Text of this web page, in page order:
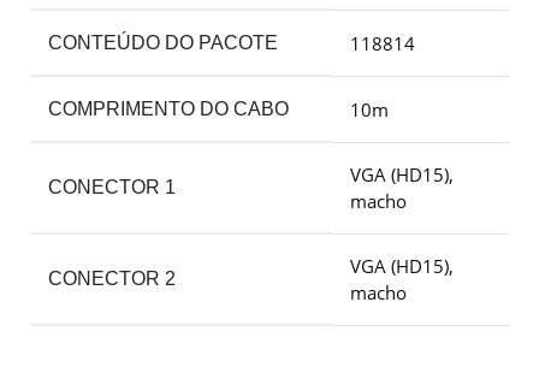
CONTEÚDO DO PACOTE 118814
COMPRIMENTO DO CABO 10m
CONECTOR 1
VGA (HD15),
macho
CONECTOR 2
VGA (HD15),
macho